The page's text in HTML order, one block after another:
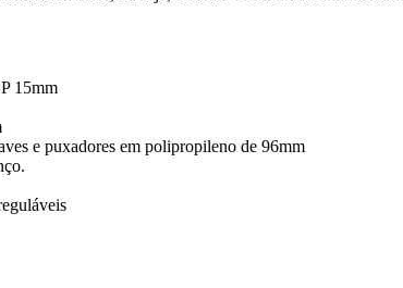
15mm
e puxadores em polipropileno de 96mm